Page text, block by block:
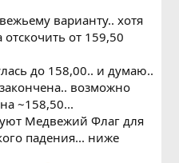
варианту.. хотя
от 159,50
до 158,00.. и думаю..
возможно
~158,50...
Медвежий Флаг для
падения... ниже